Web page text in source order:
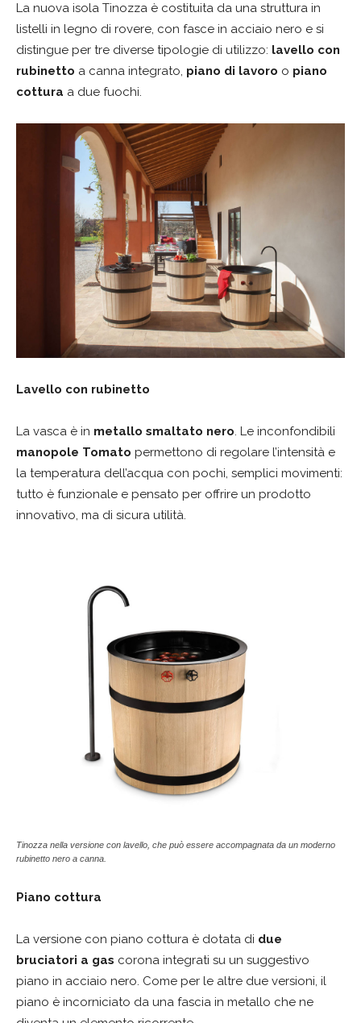
La nuova isola Tinozza è costituita da una struttura in
listelli in legno di rovere, con fasce in acciaio nero e si
distingue per tre diverse tipologie di utilizzo: lavello con
rubinetto a canna integrato, piano di lavoro o piano
cottura a due fuochi.
Lavello con rubinetto
La vasca è in metallo smaltato nero. Le inconfondibili
manopole Tomato permettono di regolare l’intensità e
la temperatura dell’acqua con pochi, semplici movimenti:
tutto è funzionale e pensato per offrire un prodotto
innovativo, ma di sicura utilità.
Tinozza nella versione con lavello, che può essere accompagnata da un moderno
rubinetto nero a canna.
Piano cottura
La versione con piano cottura è dotata di due
bruciatori a gas corona integrati su un suggestivo
piano in acciaio nero. Come per le altre due versioni, il
piano è incorniciato da una fascia in metallo che ne